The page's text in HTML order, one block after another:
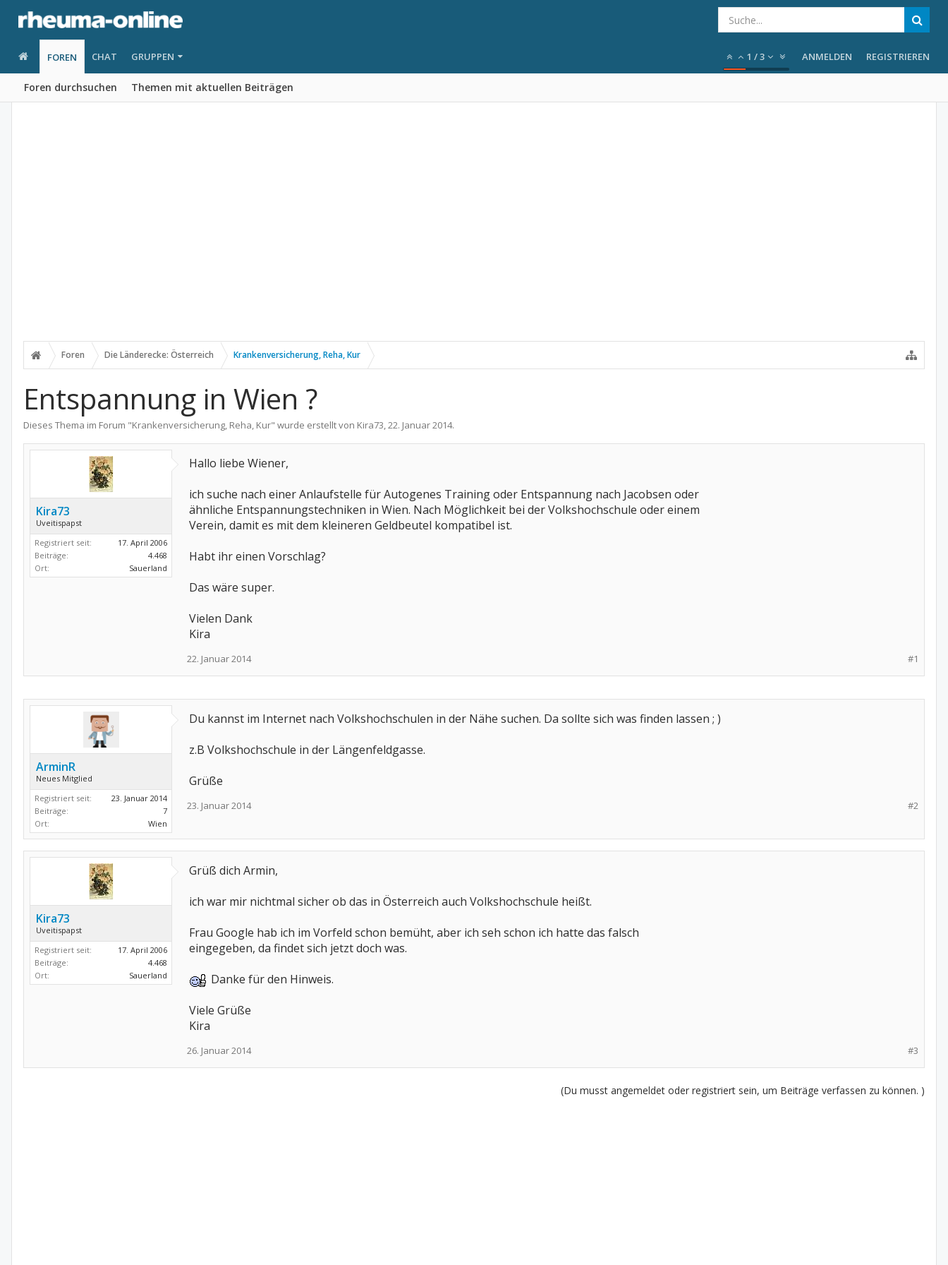
FOREN
Foren durchsuchen Themen mit aktuellen Beiträgen
CHAT GRUPPEN 1 /3 ANMELDEN REGISTRIEREN
Foren Die Länderecke: Österreich Krankenversicherung, Reha, Kur
Entspannung in Wien ?
Dieses Thema im Forum "Krankenversicherung, Reha, Kur" wurde erstellt von Kira73,22. Januar 2014.
Kira73
Uveitispapst
Registriert seit:
17. April 2006
Beiträge:
4.468
Ort:
Sauerland
Hallo liebe Wiener,
ich suche nach einer Anlaufstelle für Autogenes Training oder Entspannung nach Jacobsen oder
ähnliche Entspannungstechniken in Wien. Nach Möglichkeit bei der Volkshochschule oder einem
Verein, damit es mit dem kleineren Geldbeutel kompatibel ist.
Habt ihr einen Vorschlag?
Das wäre super.
Vielen Dank
Kira
#1
22. Januar 2014
ArminR
Neues Mitglied
Registriert seit:
23. Januar 2014
Beiträge:
7
Ort:
Wien
Du kannst im Internet nach Volkshochschulen in der Nähe suchen. Da sollte sich was finden lassen ; )
z.B Volkshochschule in der Längenfeldgasse.
Grüße
#2
23. Januar 2014
Kira73
Uveitispapst
Registriert seit:
17. April 2006
Beiträge:
4.468
Ort:
Sauerland
Grüß dich Armin,
ich war mir nichtmal sicher ob das in Österreich auch Volkshochschule heißt.
Frau Google hab ich im Vorfeld schon bemüht, aber ich seh schon ich hatte das falsch
eingegeben, da findet sich jetzt doch was.
Danke für den Hinweis.
Viele Grüße
Kira
#3
26. Januar 2014
(Du musst angemeldet oder registriert sein, um Beiträge verfassen zu können. )